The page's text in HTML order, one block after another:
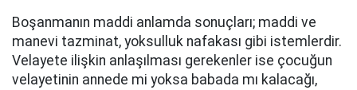
Boşanmanın maddi anlamda sonuçları; maddi ve
manevi tazminat, yoksulluk nafakası gibi istemlerdir.
Velayete ilişkin anlaşılması gerekenler ise çocuğun
velayetinin annede mi yoksa babada mı kalacağı,